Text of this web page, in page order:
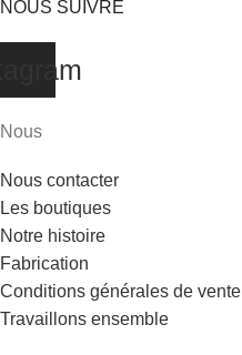
NOUS SUIVRE
Nous
Nous contacter
Les boutiques
Notre histoire
Fabrication
Conditions générales de vente
Travaillons ensemble